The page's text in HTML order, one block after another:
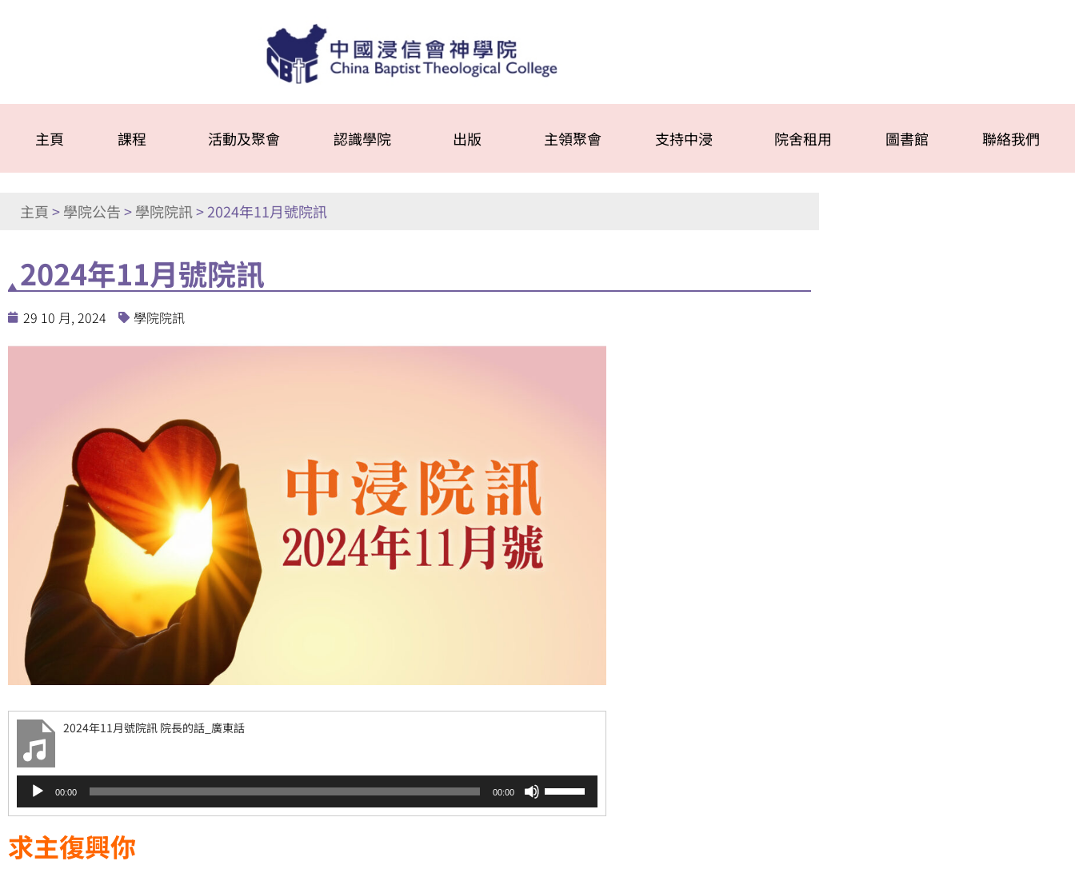
主頁 課程 活動及聚會 認識學院 出版 主領聚會 支持中浸 院舍租用 圖書館 聯絡我們
主頁>學院公告>學院院訊>2024年11月號院訊
2024年11月號院訊
29 10 月, 2024 學院院訊
2024年11月號院訊 院長的話_廣東話
播
放
器
00:00 00:00
向
求主復興你